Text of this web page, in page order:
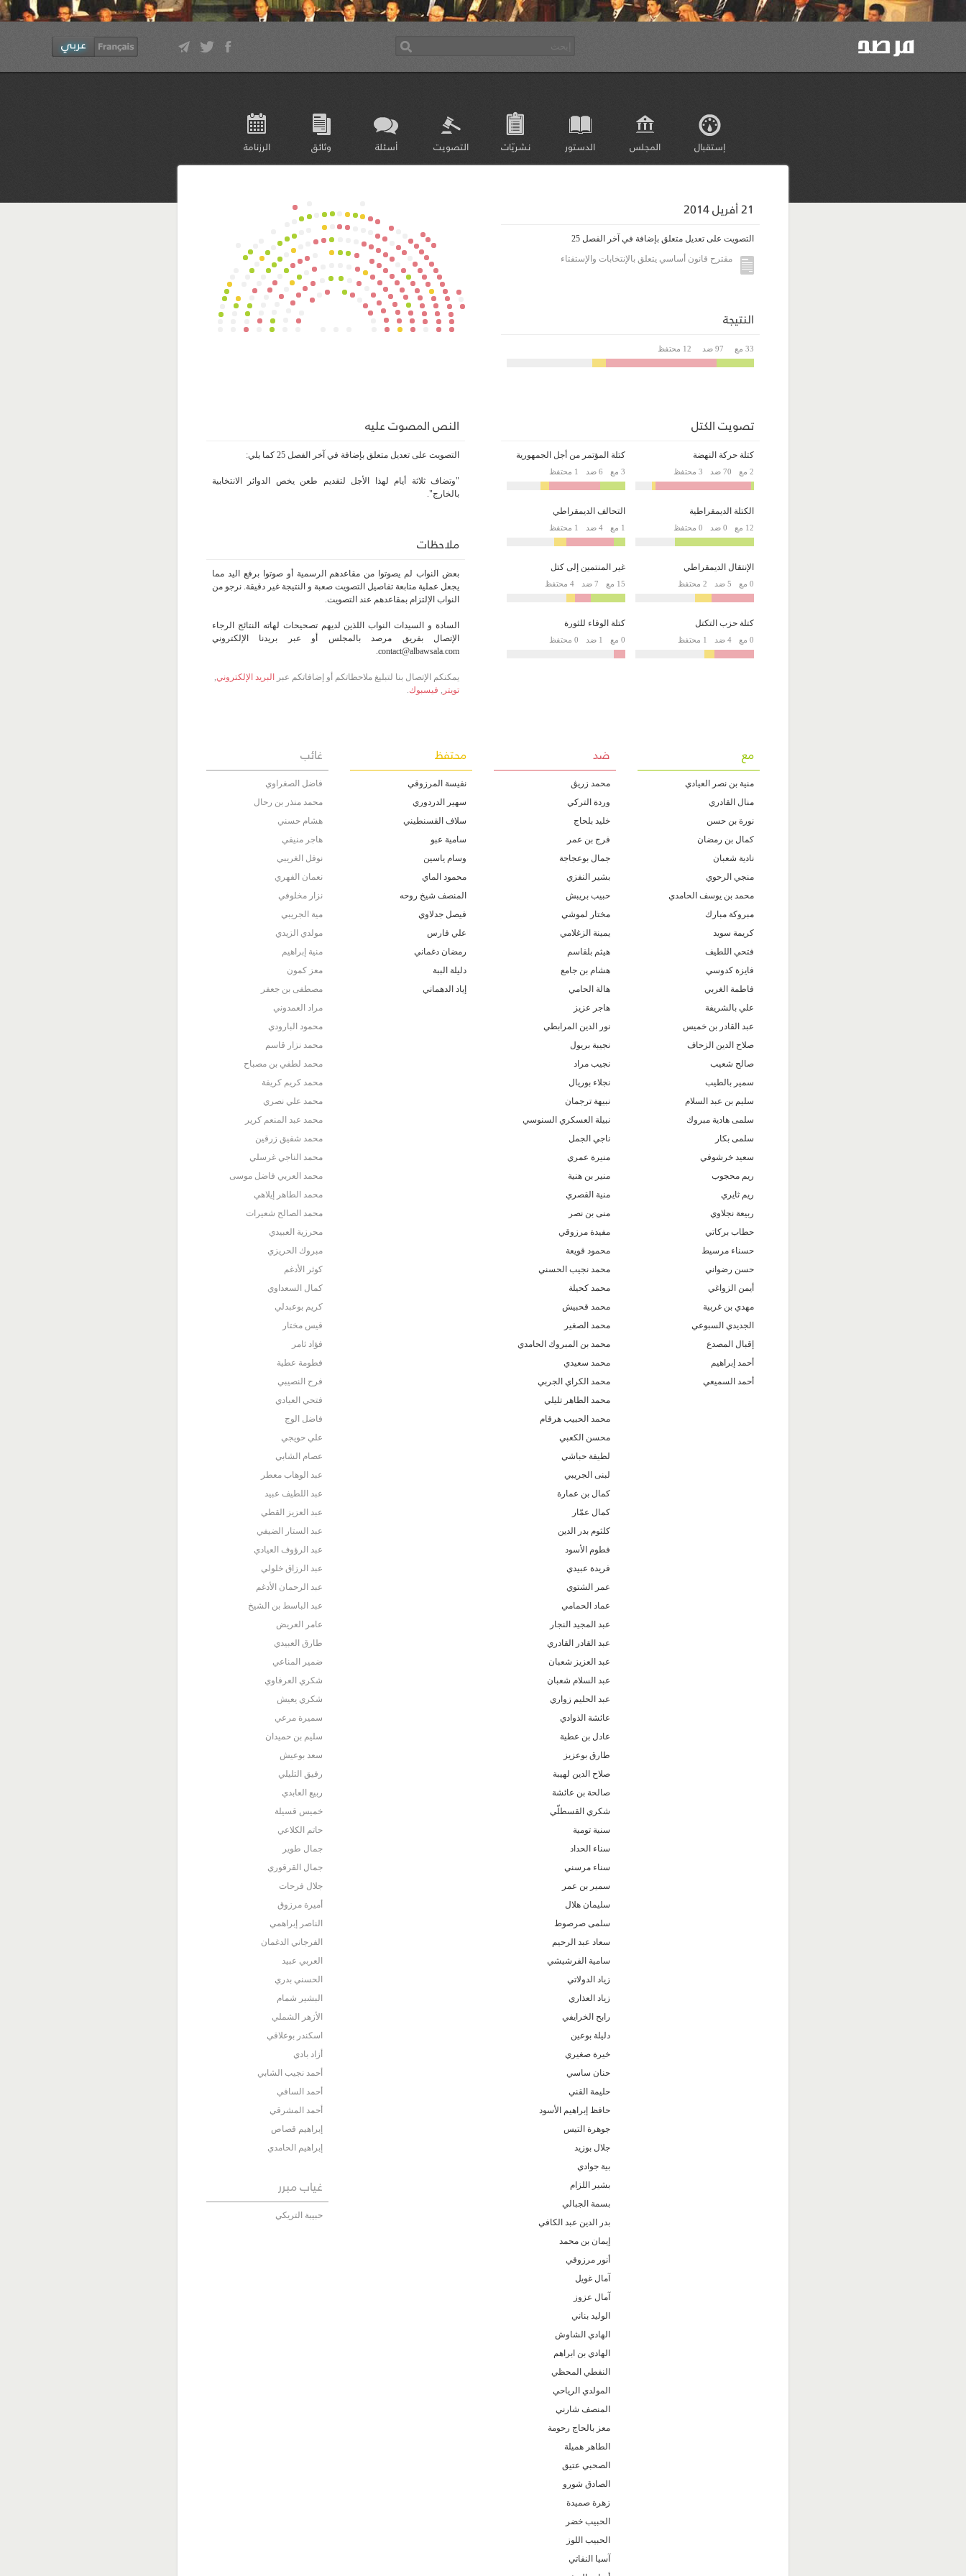
إستقبال المجلس الدستور نشريّات التصويت أسئلة وثائق الرزنامة
21 أفريل 2014
التصويت على تعديل متعلق بإضافة في آخر الفصل 25
مقترح قانون أساسي يتعلق بالإنتخابات والإستفتاء
النتيجة
33 مع 97 ضد 12 محتفظ
تصويت الكتل
كتلة حركة النهضة
2 مع 70 ضد 3 محتفظ
كتلة المؤتمر من أجل الجمهورية
3 مع 6 ضد 1 محتفظ
الكتلة الديمقراطية
12 مع 0 ضد 0 محتفظ
التحالف الديمقراطي
1 مع 4 ضد 1 محتفظ
الإنتقال الديمقراطي
0 مع 5 ضد 2 محتفظ
غير المنتمين إلى كتل
15 مع 7 ضد 4 محتفظ
كتلة حزب التكتل
0 مع 4 ضد 1 محتفظ
كتلة الوفاء للثورة
0 مع 1 ضد 0 محتفظ
النص المصوت عليه
التصويت على تعديل متعلق بإضافة في آخر الفصل 25 كما يلي:
"وتضاف ثلاثة أيام لهذا الأجل لتقديم طعن يخص الدوائر الانتخابية
بالخارج".
ملاحظات
بعض النواب لم يصوتوا من مقاعدهم الرسمية أو صوتوا برفع اليد مما
يجعل عملية متابعة تفاصيل التصويت صعبة و النتيجة غير دقيقة. نرجو من
النواب الإلتزام بمقاعدهم عند التصويت.
السادة و السيدات النواب اللذين لديهم تصحيحات لهاته النتائج الرجاء
الإتصال بفريق مرصد بالمجلس أو عبر بريدنا الإلكتروني
contact@albawsala.com.
يمكنكم الإتصال بنا لتبليغ ملاحظاتكم أو إضافاتكم عبر البريد الإلكتروني,
تويتر , فيسبوك.
مع
منية بن نصر العيادي
منال القادري
نورة بن حسن
كمال بن رمضان
نادية شعبان
منجي الرحوي
محمد بن يوسف الحامدي
مبروكة مبارك
كريمة سويد
فتحي اللطيف
فايزة كدوسي
فاطمة الغربي
علي بالشريفة
عبد القادر بن خميس
صلاح الدين الزحاف
صالح شعيب
سمير بالطيب
سليم بن عبد السلام
سلمى هادية مبروك
سلمى بكار
سعيد خرشوفي
ريم محجوب
ريم ثايري
ربيعة نجلاوي
حطاب بركاتي
حسناء مرسيط
حسن رضواني
أيمن الزواغي
مهدي بن غربية
الجديدي السبوعي
إقبال المصدع
أحمد إبراهيم
أحمد السميعي
ضد
محمد زريڨ
وردة التركي
خليد بلحاج
فرج بن عمر
جمال بوعجاجة
بشير النفزي
حبيب بريبش
مختار لموشي
يمينة الزغلامي
هيثم بلقاسم
هشام بن جامع
هالة الحامي
هاجر عزيز
نور الدين المرابطي
نجيبة بريول
نجيب مراد
نجلاء بوريال
نبيهة ترجمان
نبيلة العسكري السنوسي
ناجي الجمل
منيرة عمري
منير بن هنية
منية القصري
منى بن نصر
مفيدة مرزوقي
محمود قويعة
محمد نجيب الحسني
محمد كحيلة
محمد قحبيش
محمد الصغير
محمد بن المبروك الحامدي
محمد سعيدي
محمد الكراي الجربي
محمد الطاهر تليلي
محمد الحبيب هرقام
محسن الكعبي
لطيفة حباشي
لبنى الجريبي
كمال بن عمارة
كمال عمّار
كلثوم بدر الدين
فطوم الأسود
فريدة عبيدي
عمر الشتوي
عماد الحمامي
عبد المجيد النجار
عبد القادر القادري
عبد العزيز شعبان
عبد السلام شعبان
عبد الحليم زواري
عائشة الذوادي
عادل بن عطية
طارق بوعزيز
صلاح الدين لهيبة
صالحة بن عائشة
شكري القسطلّي
سنية تومية
سناء الحداد
سناء مرسني
سمير بن عمر
سليمان هلال
سلمى صرصوط
سعاد عبد الرحيم
سامية الفرشيشي
زياد الدولاتي
زياد العذاري
رابح الخرايفي
دليلة بوعين
خيرة صغيري
حنان ساسي
حليمة القني
حافظ إبراهيم الأسود
جوهرة التيس
جلال بوزيد
بية جوادي
بشير اللزام
بسمة الجبالي
بدر الدين عبد الكافي
إيمان بن محمد
أنور مرزوقي
آمال غويل
آمال عزوز
الوليد بناني
الهادي الشاوش
الهادي بن ابراهم
النفطي المحظي
المولدي الرياحي
المنصف شارني
معز بالحاج رحومة
الطاهر هميلة
الصحبي عتيق
الصادق شورو
زهرة صميدة
الحبيب خضر
الحبيب اللوز
آسيا النفاتي
محتفظ
نفيسة المرزوقي
سهير الدردوري
سلاف القسنطيني
سامية عبو
وسام ياسين
محمود الماي
المنصف شيخ روحه
فيصل جدلاوي
علي فارس
رمضان دغماني
دليلة الببة
إياد الدهماني
غائب
فاضل الصغراوي
محمد منذر بن رحال
هشام حسني
هاجر منيفي
نوفل الغريبي
نعمان الفهري
نزار مخلوفي
مية الجريبي
مولدي الزيدي
منية إبراهيم
معز كمون
مصطفى بن جعفر
مراد العمدوني
محمود البارودي
محمد نزار قاسم
محمد لطفي بن مصباح
محمد كريم كريفة
محمد علي نصري
محمد عبد المنعم كرير
محمد شفيق زرقين
محمد الناجي غرسلي
محمد العربي فاضل موسى
محمد الطاهر إيلاهي
محمد الصالح شعيرات
محرزية العبيدي
مبروك الحريزي
كوثر الأدغم
كمال السعداوي
كريم بوعبدلي
قيس مختار
فؤاد ثامر
فطومة عطية
فرح النصيبي
فتحي العيادي
فاضل الوج
علي حويجي
عصام الشابي
عبد الوهاب معطر
عبد اللطيف عبيد
عبد العزيز القطي
عبد الستار الضيفي
عبد الرؤوف العيادي
عبد الرزاق خلولي
عبد الرحمان الأدغم
عبد الباسط بن الشيخ
عامر العريض
طارق العبيدي
ضمير المناعي
شكري العرفاوي
شكري يعيش
سميرة مرعي
سليم بن حميدان
سعد بوعيش
رفيق التليلي
ربيع العابدي
خميس قسيلة
حاتم الكلاعي
جمال طوير
جمال القرقوري
جلال فرحات
أميرة مرزوق
الناصر إبراهمي
الفرجاني الدغمان
العربي عبيد
الحسني بدري
البشير شمام
الأزهر الشملي
اسكندر بوعلاقي
أزاد بادي
أحمد نجيب الشابي
أحمد السافي
أحمد المشرقي
إبراهيم قصاص
إبراهيم الحامدي
غياب مبرر
حبيبة التريكي